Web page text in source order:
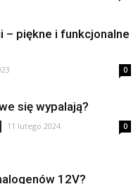
– piękne i funkcjonalne
0
się wypalają?
11 lutego 2024 0
12V?